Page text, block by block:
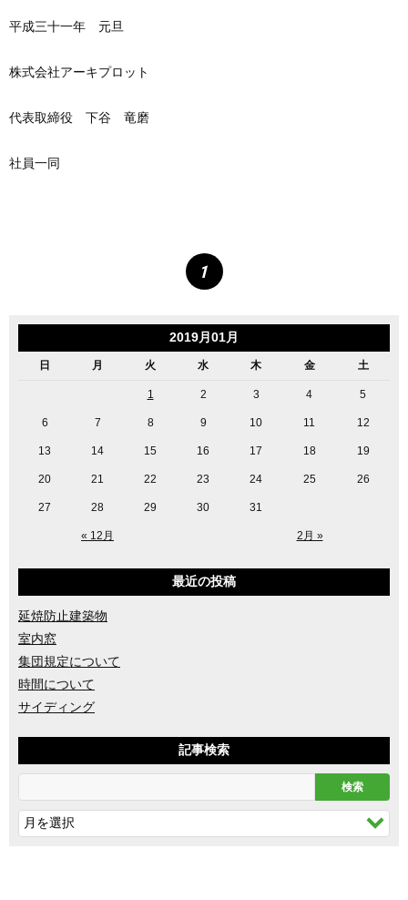
平成三十一年 元旦
株式会社アーキプロット
代表取締役 下谷 竜磨
社員一同
1
2019月01月
日 月 火 水 木 金 土
« 12月 2月 »
1 2 3 4 5
6 7 8 9 10 11 12
13 14 15 16 17 18 19
20 21 22 23 24 25 26
27 28 29 30 31
最近の投稿
延焼防止建築物
室内窓
集団規定について
時間について
サイディング
記事検索